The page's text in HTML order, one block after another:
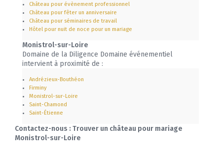
Château pour évènement professionnel
Château pour fêter un anniversaire
Château pour séminaires de travail
Hôtel pour nuit de noce pour un mariage
Monistrol-sur-Loire
Domaine de la Diligence Domaine événementiel
intervient à proximité de :
Andrézieux-Bouthéon
Firminy
Monistrol-sur-Loire
Saint-Chamond
Saint-Étienne
Contactez-nous : Trouver un château pour mariage
Monistrol-sur-Loire